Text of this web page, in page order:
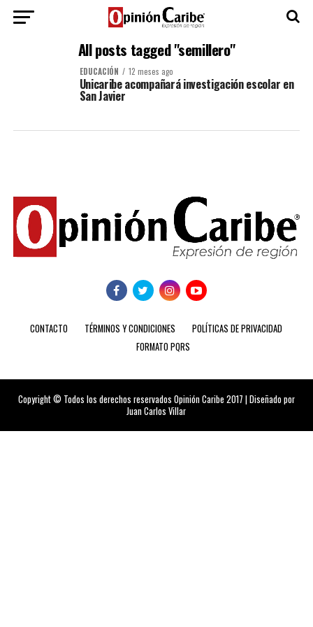
All posts tagged "semillero"
EDUCACIÓN 12 meses ago
Unicaribe acompañará investigación escolar en
San Javier
CONTACTO TÉRMINOS Y CONDICIONES
POLÍTICAS DE PRIVACIDAD
FORMATO PQRS
Copyright © Todos los derechos reservados Opinión Caribe 2017 | Diseñado por
Juan Carlos Villar